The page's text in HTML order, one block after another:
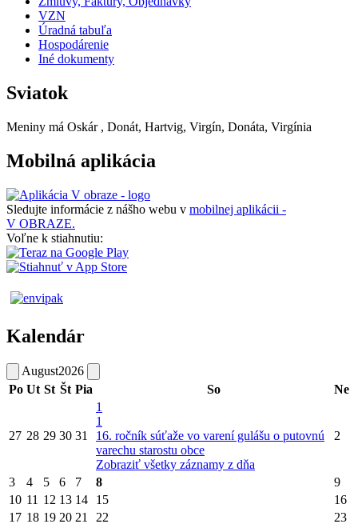
VZN
Úradná tabuľa
Hospodárenie
Iné dokumenty
Sviatok
Meniny má Oskár , Donát, Hartvig, Virgín, Donáta, Virgínia
Mobilná aplikácia
Sledujte informácie z nášho webu v mobilnej aplikácii -
V OBRAZE.
Voľne k stiahnutiu:
Kalendár
August2026
Po Ut St Št Pia So Ne
27 28 29 30 31
1
1
16. ročník súťaže vo varení gulášu o putovnú
varechu starostu obce
Zobraziť všetky záznamy z dňa
2
3 4 5 6 7 8
9
10 11 12 13 14 15
16
17 18 19 20 21 22
23